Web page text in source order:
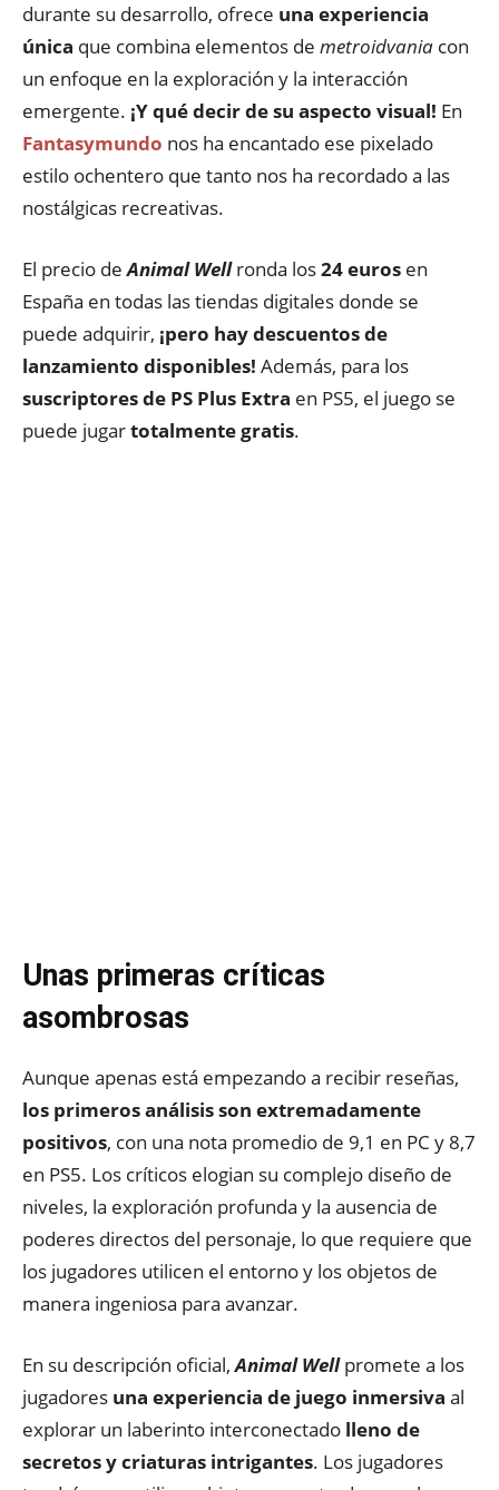
durante su desarrollo, ofrece una experiencia
única que combina elementos de metroidvania con
un enfoque en la exploración y la interacción
emergente. ¡Y qué decir de su aspecto visual! En
Fantasymundo nos ha encantado ese pixelado
estilo ochentero que tanto nos ha recordado a las
nostálgicas recreativas.
El precio deAnimal Well ronda los24 euros en
España en todas las tiendas digitales donde se
puede adquirir, ¡pero hay descuentos de
lanzamiento disponibles! Además, para los
suscriptores de PS Plus Extra en PS5, el juego se
puede jugartotalmente gratis.
Unas primeras críticas
asombrosas
Aunque apenas está empezando a recibir reseñas,
los primeros análisis son extremadamente
positivos, con una nota promedio de 9,1 en PC y 8,7
en PS5. Los críticos elogian su complejo diseño de
niveles, la exploración profunda y la ausencia de
poderes directos del personaje, lo que requiere que
los jugadores utilicen el entorno y los objetos de
manera ingeniosa para avanzar.
En su descripción oficial,Animal Wellpromete a los
jugadores una experiencia de juego inmersiva al
explorar un laberinto interconectado lleno de
secretos y criaturas intrigantes. Los jugadores